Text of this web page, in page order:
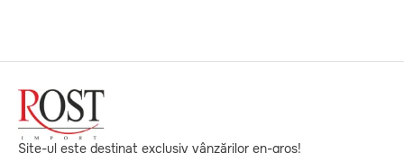
Site-ul este destinat exclusiv vânzărilor en-gros!